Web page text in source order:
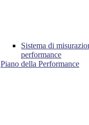
Sistema di
performance
Piano della Performance